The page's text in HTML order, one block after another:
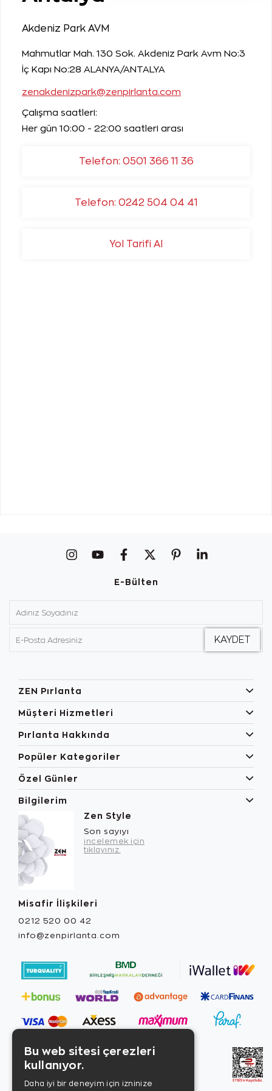
Akdeniz Park AVM
Mahmutlar Mah. 130 Sok. Akdeniz Park Avm No:3
İç Kapı No:28 ALANYA/ANTALYA
zenakdenizpark@zenpirlanta.com
Çalışma saatleri:
Her gün 10:00 - 22:00 saatleri arası
Telefon: 0501 366 11 36
Telefon: 0242 504 04 41
Yol Tarifi Al
E-Bülten
ZEN Pırlanta
Müşteri Hizmetleri
Pırlanta Hakkında
Popüler Kategoriler
Özel Günler
Bilgilerim
Zen Style
Son sayıyı
incelemek için
tıklayınız.
Misafir İlişkileri
0212 520 00 42
info@zenpirlanta.com
Bu web sitesi çerezleri
kullanıyor.
Daha iyi bir deneyim için izninize